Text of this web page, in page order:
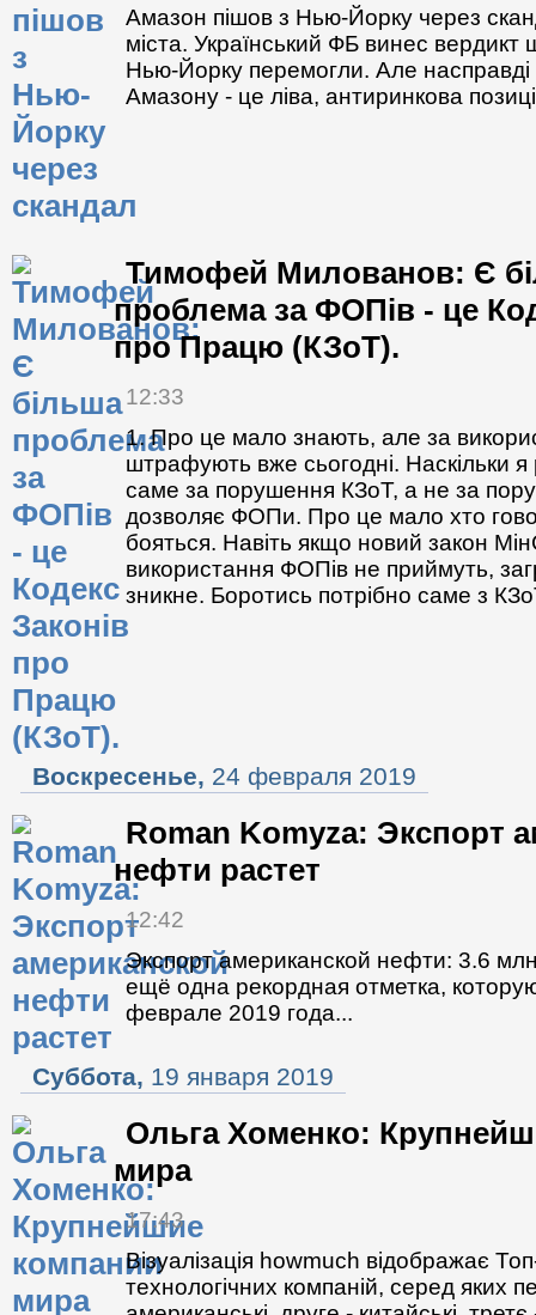
Амазон пішов з Нью-Йорку через
міста. Український ФБ винес вердикт
Нью-Йорку перемогли. Але насправді
Амазону - це ліва, антиринкова
Тимофей Милованов: Є
проблема за ФОПів - це
про Працю (КЗоТ).
12:33
1. Про це мало знають, але за
штрафують вже сьогодні. Наскільки
саме за порушення КЗоТ, а не за
дозволяє ФОПи. Про це мало хто
бояться. Навіть якщо новий закон
використання ФОПів не приймуть,
зникне. Боротись потрібно саме з
Воскресенье, 24 февраля 2019
Roman Komyza: Экспорт
нефти растет
12:42
Экспорт американской нефти: 3.6
ещё одна рекордная отметка,
феврале 2019 года...
Суббота, 19 января 2019
Ольга Хоменко:
мира
17:43
Візуалізація howmuch відображає
технологічних компаній, серед яких